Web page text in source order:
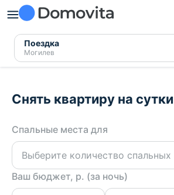
Поездка
Могилев
Снять квартиру на сутки
Спальные места для
Ваш бюджет, р. (за ночь)